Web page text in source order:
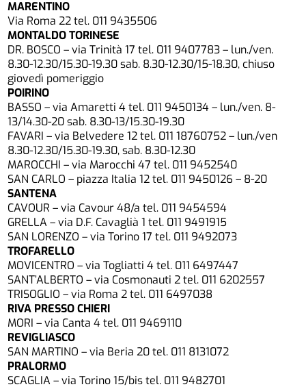
MARENTINO
Via Roma 22 tel. 011 9435506
MONTALDO TORINESE
DR. BOSCO – via Trinità 17 tel. 011 9407783 – lun./ven.
8.30-12.30/15.30-19.30 sab. 8.30-12.30/15-18.30, chiuso
giovedì pomeriggio
POIRINO
BASSO – via Amaretti 4 tel. 011 9450134 – lun./ven. 8-
13/14.30-20 sab. 8.30-13/15.30-19.30
FAVARI – via Belvedere 12 tel. 011 18760752 – lun./ven
8.30-12.30/15.30-19.30, sab. 8.30-12.30
MAROCCHI – via Marocchi 47 tel. 011 9452540
SAN CARLO – piazza Italia 12 tel. 011 9450126 – 8-20
SANTENA
CAVOUR – via Cavour 48/a tel. 011 9454594
GRELLA – via D.F. Cavaglià 1 tel. 011 9491915
SAN LORENZO – via Torino 17 tel. 011 9492073
TROFARELLO
MOVICENTRO – via Togliatti 4 tel. 011 6497447
SANT’ALBERTO – via Cosmonauti 2 tel. 011 6202557
TRISOGLIO – via Roma 2 tel. 011 6497038
RIVA PRESSO CHIERI
MORI – via Canta 4 tel. 011 9469110
REVIGLIASCO
SAN MARTINO – via Beria 20 tel. 011 8131072
PRALORMO
SCAGLIA – via Torino 15/bis tel. 011 9482701